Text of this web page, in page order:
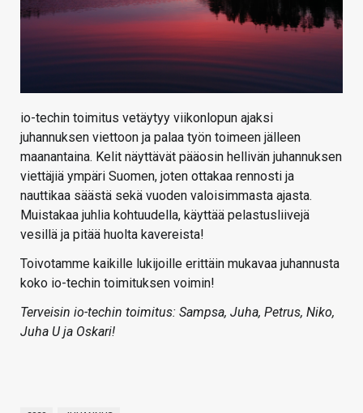
io-techin toimitus vetäytyy viikonlopun ajaksi
juhannuksen viettoon ja palaa työn toimeen jälleen
maanantaina. Kelit näyttävät pääosin hellivän juhannuksen
viettäjiä ympäri Suomen, joten ottakaa rennosti ja
nauttikaa säästä sekä vuoden valoisimmasta ajasta.
Muistakaa juhlia kohtuudella, käyttää pelastusliivejä
vesillä ja pitää huolta kavereista!
Toivotamme kaikille lukijoille erittäin mukavaa juhannusta
koko io-techin toimituksen voimin!
Terveisin io-techin toimitus: Sampsa, Juha, Petrus, Niko,
Juha U ja Oskari!